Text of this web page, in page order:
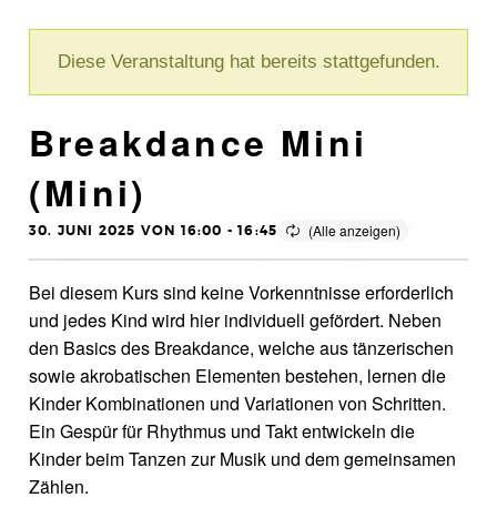
Diese Veranstaltung hat bereits stattgefunden.
Breakdance Mini
(Mini)
30. JUNI 2025 VON 16:00 -16:45
Bei diesem Kurs sind keine Vorkenntnisse erforderlich
und jedes Kind wird hier individuell gefördert. Neben
den Basics des Breakdance, welche aus tänzerischen
sowie akrobatischen Elementen bestehen, lernen die
Kinder Kombinationen und Variationen von Schritten.
Ein Gespür für Rhythmus und Takt entwickeln die
Kinder beim Tanzen zur Musik und dem gemeinsamen
Zählen.